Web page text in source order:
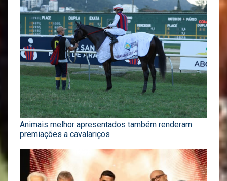
Animais melhor apresentados também renderam
premiações a cavalariços